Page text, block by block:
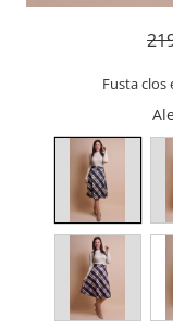
Fusta clos